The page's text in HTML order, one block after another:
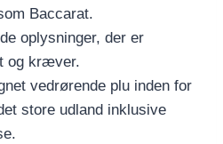
Baccarat.
oplysninger, der er
og kræver.
vedrørende plu inden for
store udland inklusive